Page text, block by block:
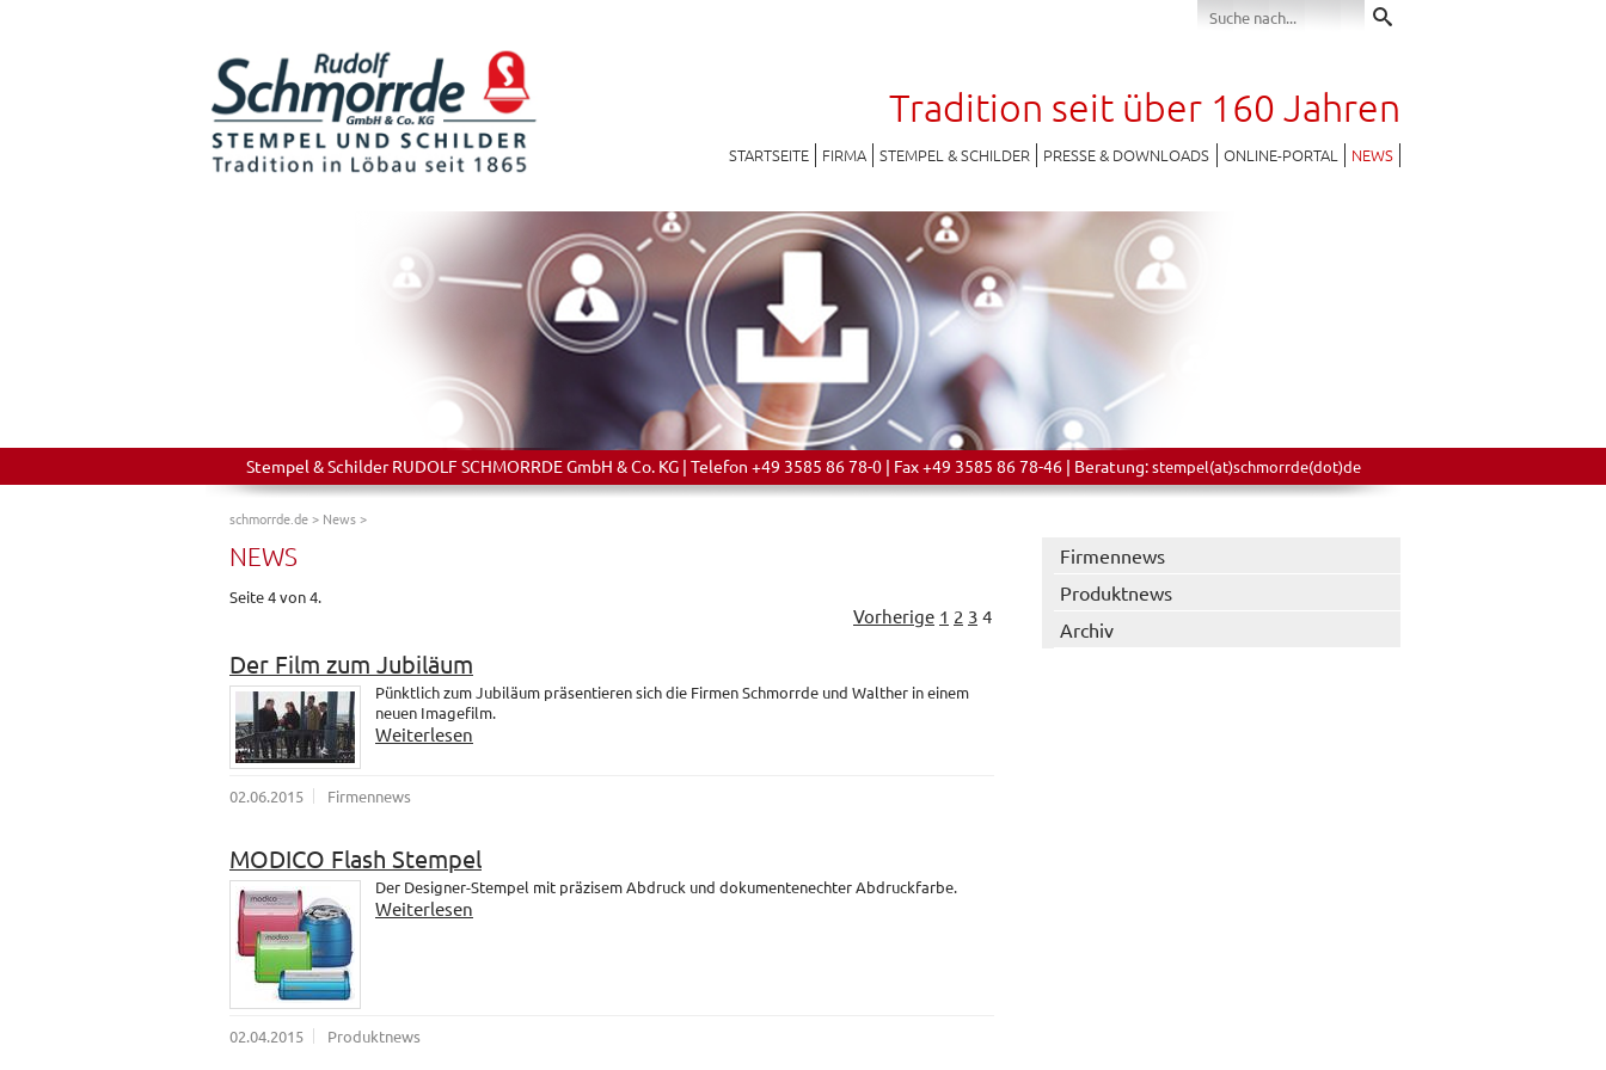
Tradition seit über 160 Jahren
STARTSEITE FIRMA STEMPEL & SCHILDER PRESSE & DOWNLOADS ONLINE-PORTAL NEWS
Stempel & Schilder RUDOLF SCHMORRDE GmbH & Co. KG | Telefon +49 3585 86 78-0 | Fax +49 3585 86 78-46 | Beratung:stempel(at)schmorrde(dot)de
schmorrde.de> News>
NEWS
Seite 4 von 4.
Vorherige 1 2 3 4
Der Film zum Jubiläum
Pünktlich zum Jubiläum präsentieren sich die Firmen Schmorrde und Walther in einem
neuen Imagefilm.
Weiterlesen
02.06.2015 Firmennews
MODICO Flash Stempel
Der Designer-Stempel mit präzisem Abdruck und dokumentenechter Abdruckfarbe.
Weiterlesen
02.04.2015 Produktnews
Firmennews
Produktnews
Archiv